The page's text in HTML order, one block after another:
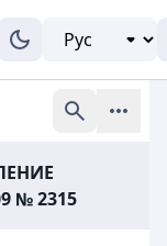
№ 2315